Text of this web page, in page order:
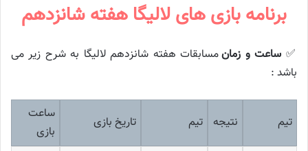
برنامه بازی های لالیگا هفته شانزدهم
✅ ساعت و زمانمسابقات هفته شانزدهم لالیگا به شرح زیر می
باشد :
تیم نتیجه تیم تاریخ بازی
ساعت
بازی